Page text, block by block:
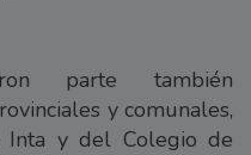
parte también
y comunales,
Inta y del Colegio de